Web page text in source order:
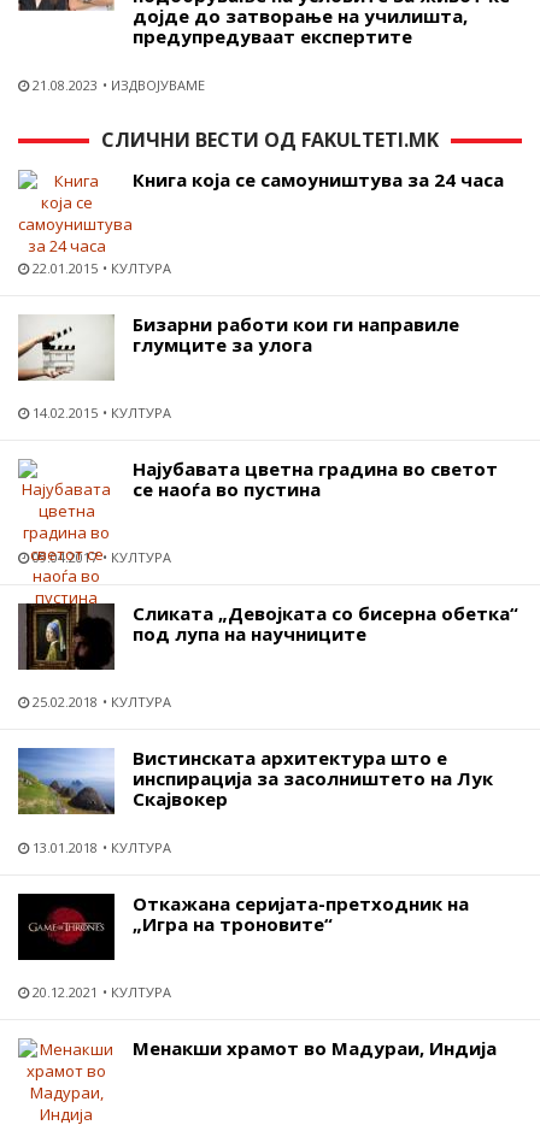
дојде до затворање на училишта,
предупредуваат експертите
21.08.2023 ИЗДВОЈУВАМЕ
СЛИЧНИ ВЕСТИ ОД FAKULTETI.MK
Книга која се самоуништува за 24 часа
22.01.2015 КУЛТУРА
Бизарни работи кои ги направиле
глумците за улога
14.02.2015 КУЛТУРА
Најубавата цветна градина во светот
се наоѓа во пустина
09.04.2017 КУЛТУРА
Сликата „Девојката со бисерна обетка“
под лупа на научниците
25.02.2018 КУЛТУРА
Вистинската архитектура што е
инспирација за засолништето на Лук
Скајвокер
13.01.2018 КУЛТУРА
Откажана серијата-претходник на
„Игра на троновите“
20.12.2021 КУЛТУРА
Менакши храмот во Мадураи, Индија